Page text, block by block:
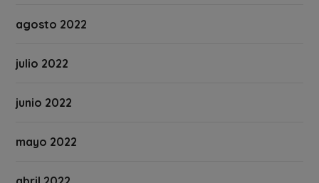
agosto 2022
julio 2022
junio 2022
mayo 2022